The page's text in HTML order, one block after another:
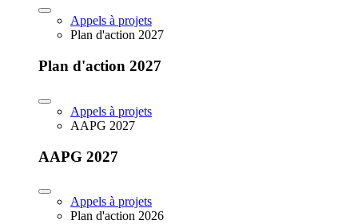
Appels à projets
Plan d'action 2027
Plan d'action 2027
Appels à projets
AAPG 2027
AAPG 2027
Appels à projets
Plan d'action 2026